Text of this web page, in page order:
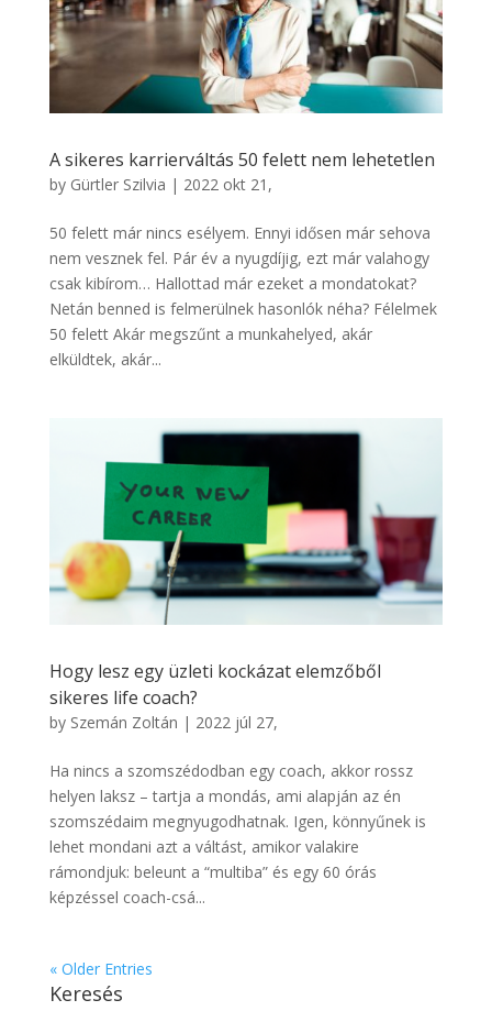
A sikeres karrierváltás 50 felett nem lehetetlen
by Gürtler Szilvia | 2022 okt 21,
50 felett már nincs esélyem. Ennyi idősen már sehova
nem vesznek fel. Pár év a nyugdíjig, ezt már valahogy
csak kibírom… Hallottad már ezeket a mondatokat?
Netán benned is felmerülnek hasonlók néha? Félelmek
50 felett Akár megszűnt a munkahelyed, akár
elküldtek, akár...
Hogy lesz egy üzleti kockázat elemzőből
sikeres life coach?
by Szemán Zoltán | 2022 júl 27,
Ha nincs a szomszédodban egy coach, akkor rossz
helyen laksz – tartja a mondás, ami alapján az én
szomszédaim megnyugodhatnak. Igen, könnyűnek is
lehet mondani azt a váltást, amikor valakire
rámondjuk: beleunt a “multiba” és egy 60 órás
képzéssel coach-csá...
« Older Entries
Keresés